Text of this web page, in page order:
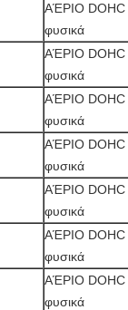
ΑΈΡΙΟ DOHC
φυσικά
ΑΈΡΙΟ DOHC
φυσικά
ΑΈΡΙΟ DOHC
φυσικά
ΑΈΡΙΟ DOHC
φυσικά
ΑΈΡΙΟ DOHC
φυσικά
ΑΈΡΙΟ DOHC
φυσικά
ΑΈΡΙΟ DOHC
φυσικά